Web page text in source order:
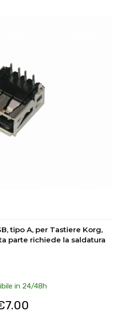
tipo A, per Tastiere Korg,
parte richiede la saldatura
in 24/48h
7.00